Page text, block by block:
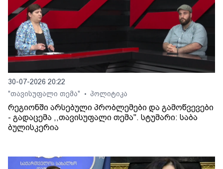
30-07-2026 20:22
"თავისუფალი თემა"
• პოლიტიკა
რეგიონში არსებული პრობლემები და გამოწვევები
- გადაცემა ,,თავისუფალი თემა". სტუმარი: საბა
ბულისკერია